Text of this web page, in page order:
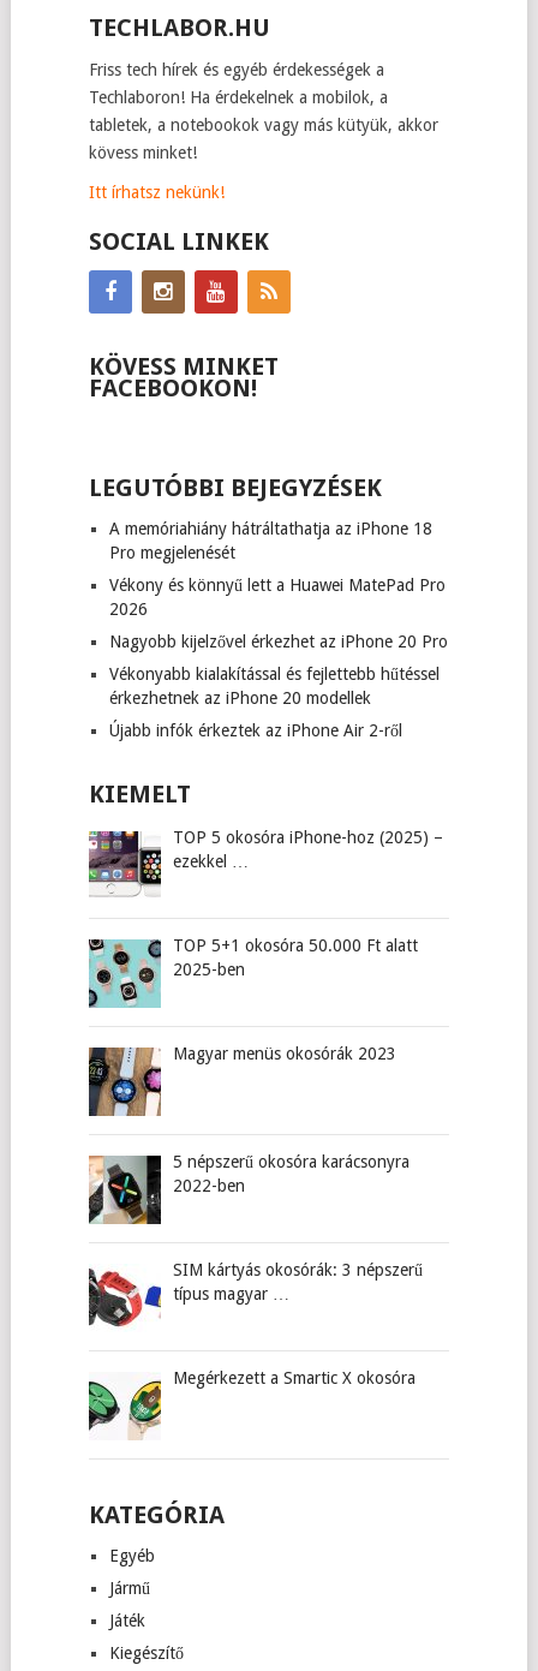
TECHLABOR.HU
Friss tech hírek és egyéb érdekességek a
Techlaboron! Ha érdekelnek a mobilok, a
tabletek, a notebookok vagy más kütyük, akkor
kövess minket!
Itt írhatsz nekünk!
SOCIAL LINKEK
KÖVESS MINKET
FACEBOOKON!
LEGUTÓBBI BEJEGYZÉSEK
A memóriahiány hátráltathatja az iPhone 18
Pro megjelenését
Vékony és könnyű lett a Huawei MatePad Pro
2026
Nagyobb kijelzővel érkezhet az iPhone 20 Pro
Vékonyabb kialakítással és fejlettebb hűtéssel
érkezhetnek az iPhone 20 modellek
Újabb infók érkeztek az iPhone Air 2-ről
KIEMELT
TOP 5 okosóra iPhone-hoz (2025) –
ezekkel …
TOP 5+1 okosóra 50.000 Ft alatt
2025-ben
Magyar menüs okosórák 2023
5 népszerű okosóra karácsonyra
2022-ben
SIM kártyás okosórák: 3 népszerű
típus magyar …
Megérkezett a Smartic X okosóra
KATEGÓRIA
Egyéb
Jármű
Játék
Kiegészítő